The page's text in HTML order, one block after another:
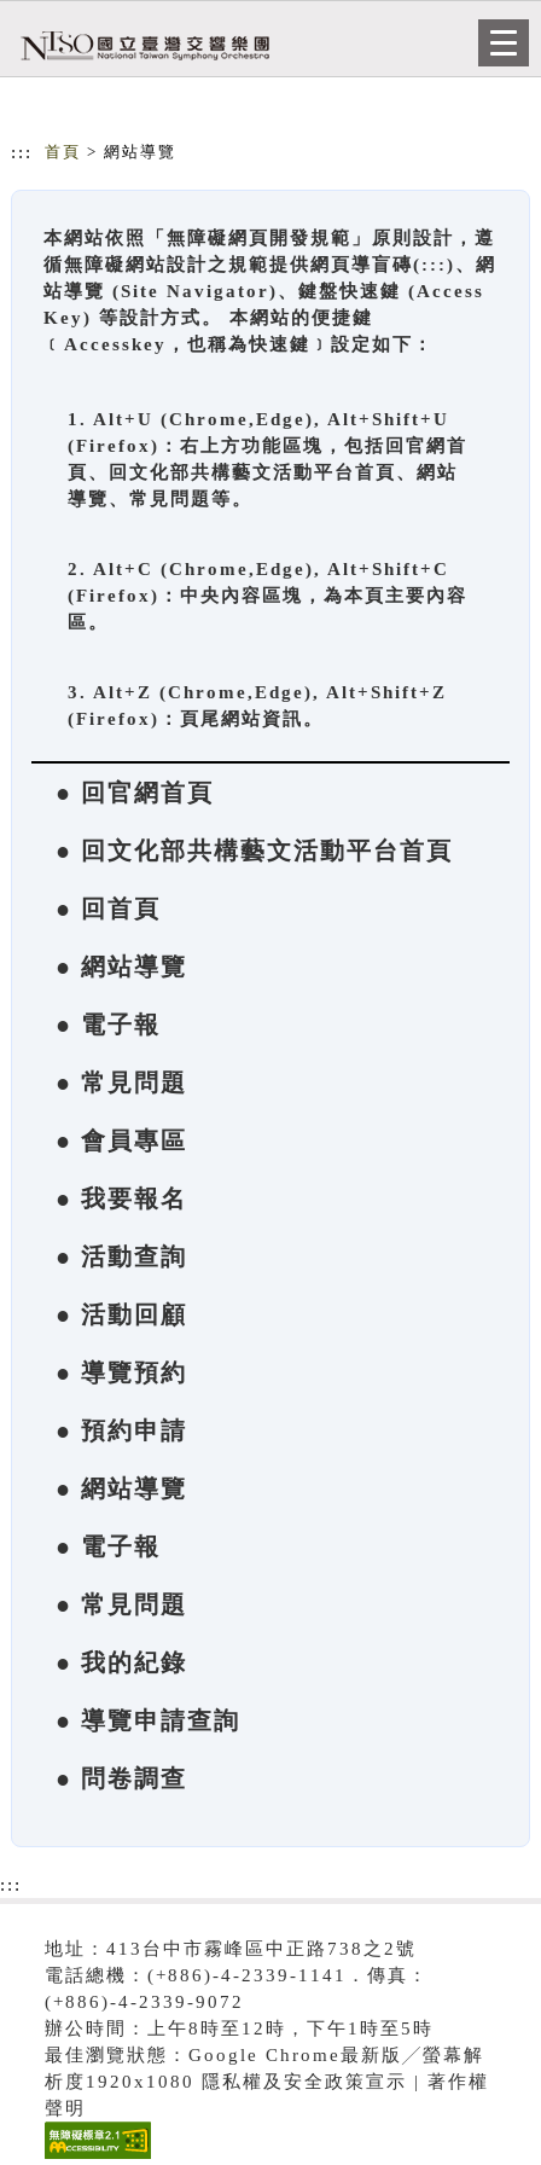
::: 首頁 > 網站導覽
本網站依照「無障礙網頁開發規範」原則設計，遵
循無障礙網站設計之規範提供網頁導盲磚(:::)、網
站導覽 (Site Navigator)、鍵盤快速鍵 (Access
Key) 等設計方式。 本網站的便捷鍵
﹝Accesskey，也稱為快速鍵﹞設定如下：
1. Alt+U (Chrome,Edge), Alt+Shift+U
(Firefox)：右上方功能區塊，包括回官網首
頁、回文化部共構藝文活動平台首頁、網站
導覽、常見問題等。
2. Alt+C (Chrome,Edge), Alt+Shift+C
(Firefox)：中央內容區塊，為本頁主要內容
區。
3. Alt+Z (Chrome,Edge), Alt+Shift+Z
(Firefox)：頁尾網站資訊。
● 回官網首頁
● 回文化部共構藝文活動平台首頁
● 回首頁
● 網站導覽
● 電子報
● 常見問題
● 會員專區
● 我要報名
● 活動查詢
● 活動回顧
● 導覽預約
● 預約申請
● 網站導覽
● 電子報
● 常見問題
● 我的紀錄
● 導覽申請查詢
● 問卷調查
:::
地址：413台中市霧峰區中正路738之2號
電話總機：(+886)-4-2339-1141．傳真：
(+886)-4-2339-9072
辦公時間：上午8時至12時，下午1時至5時
最佳瀏覽狀態：Google Chrome最新版╱螢幕解
析度1920x1080 隱私權及安全政策宣示 | 著作權
聲明